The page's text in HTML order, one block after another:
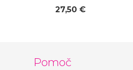
27,50 €
Pomoč